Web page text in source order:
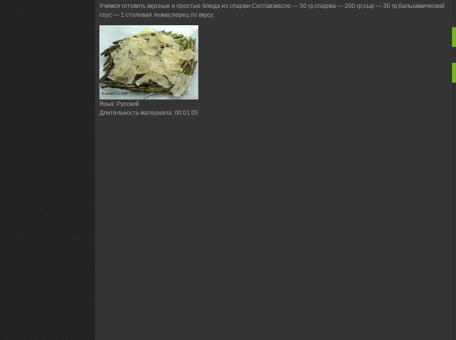
Учимся готовить вкусные и простые блюда из спаржи.Состав:масло — 50 гр;спаржа — 200 гр;сыр — 30 гр;бальзамический
соус — 1 столовая ложка;перец по вкусу.
Язык: Русский
Длительность материала: 00:01:05